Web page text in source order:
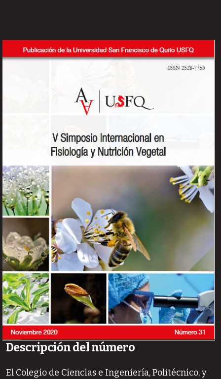
Descripción del número
El Colegio de Ciencias e Ingeniería, Politécnico, y